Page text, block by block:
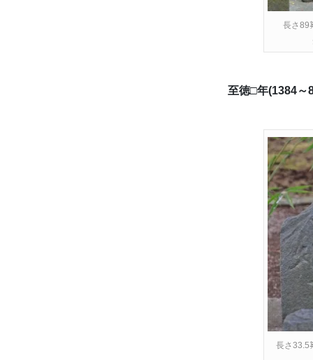
長さ
至徳□年(1384
長さ